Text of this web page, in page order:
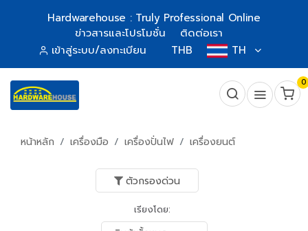
Hardwarehouse : Truly Professional Online
ข่าวสารและโปรโมชั่น
ติดต่อเรา
เข้าสู่ระบบ/ลงทะเบียน
THB TH
0
หน้าหลัก เครื่องมือ เครื่องปั่นไฟ เครื่องยนต์
ตัวกรองด่วน
เรียงโดย: